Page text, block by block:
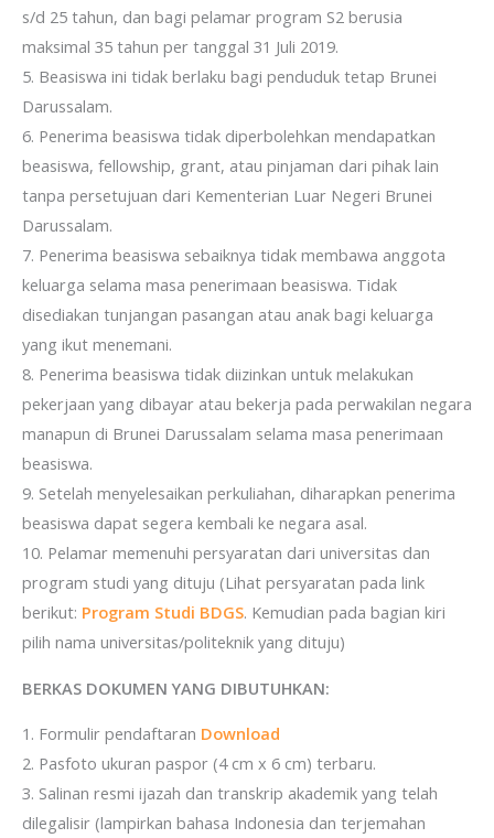
s/d 25 tahun, dan bagi pelamar program S2 berusia
maksimal 35 tahun per tanggal 31 Juli 2019.
5. Beasiswa ini tidak berlaku bagi penduduk tetap Brunei
Darussalam.
6. Penerima beasiswa tidak diperbolehkan mendapatkan
beasiswa, fellowship, grant, atau pinjaman dari pihak lain
tanpa persetujuan dari Kementerian Luar Negeri Brunei
Darussalam.
7. Penerima beasiswa sebaiknya tidak membawa anggota
keluarga selama masa penerimaan beasiswa. Tidak
disediakan tunjangan pasangan atau anak bagi keluarga
yang ikut menemani.
8. Penerima beasiswa tidak diizinkan untuk melakukan
pekerjaan yang dibayar atau bekerja pada perwakilan negara
manapun di Brunei Darussalam selama masa penerimaan
beasiswa.
9. Setelah menyelesaikan perkuliahan, diharapkan penerima
beasiswa dapat segera kembali ke negara asal.
10. Pelamar memenuhi persyaratan dari universitas dan
program studi yang dituju (Lihat persyaratan pada link
berikut: Program Studi BDGS. Kemudian pada bagian kiri
pilih nama universitas/politeknik yang dituju)
BERKAS DOKUMEN YANG DIBUTUHKAN:
1. Formulir pendaftaran Download
2. Pasfoto ukuran paspor (4 cm x 6 cm) terbaru.
3. Salinan resmi ijazah dan transkrip akademik yang telah
dilegalisir (lampirkan bahasa Indonesia dan terjemahan